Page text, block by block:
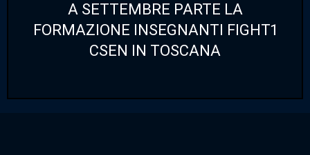
A SETTEMBRE PARTE LA
FORMAZIONE INSEGNANTI FIGHT1
CSEN IN TOSCANA